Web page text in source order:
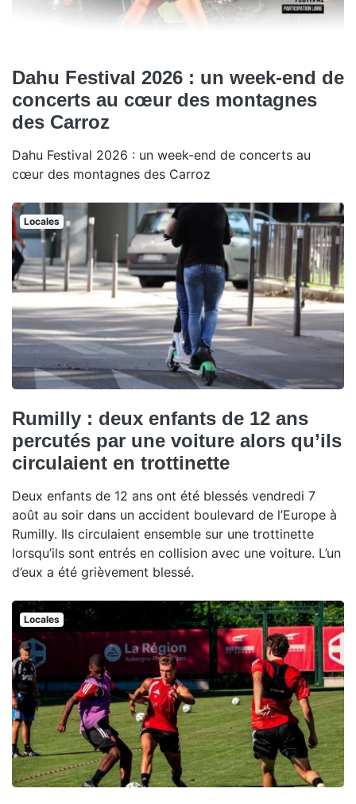
Dahu Festival 2026 : un week-end de
concerts au cœur des montagnes
des Carroz
Dahu Festival 2026 : un week-end de concerts au
cœur des montagnes des Carroz
Locales
Rumilly : deux enfants de 12 ans
percutés par une voiture alors qu’ils
circulaient en trottinette
Deux enfants de 12 ans ont été blessés vendredi 7
août au soir dans un accident boulevard de l’Europe à
Rumilly. Ils circulaient ensemble sur une trottinette
lorsqu’ils sont entrés en collision avec une voiture. L’un
d’eux a été grièvement blessé.
Locales